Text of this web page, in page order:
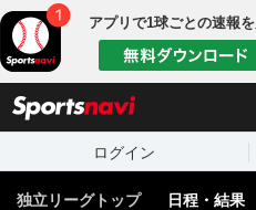
アプリで1球ごとの速報
ログイン
独立リーグトップ 日程・結果